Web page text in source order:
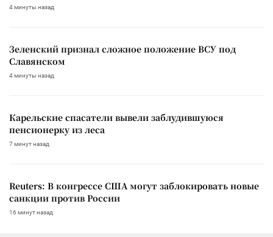
4 минуты назад
Зеленский признал сложное положение ВСУ под
Славянском
4 минуты назад
Карельские спасатели вывели заблудившуюся
пенсионерку из леса
7 минут назад
Reuters: В конгрессе США могут заблокировать новые
санкции против России
16 минут назад